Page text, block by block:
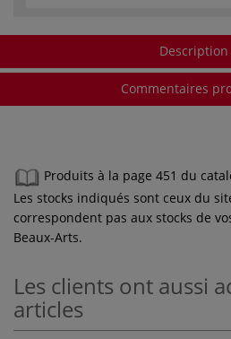
Description
Commentaires
Produits à la page 451 du
Les stocks indiqués sont ceux du
correspondent pas aux stocks de
Beaux-Arts.
Les clients ont aussi
articles